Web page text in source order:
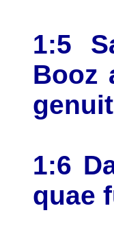
1:5
Booz
1:6
quae